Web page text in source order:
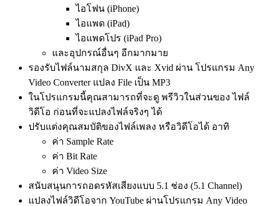
ไอโฟน (iPhone)
ไอแพด (iPad)
ไอแพดโปร (iPad Pro)
และอุปกรณ์อื่นๆ อีกมากมาย
รองรับไฟล์นามสกุล DivX และ Xvid ผ่าน โปรแกรม Any
Video Converter แปลง File เป็น MP3
ในโปรแกรมนี้คุณสามารถที่จะดู พรีวิวในส่วนของ ไฟล์
วิดีโอ ก่อนที่จะแปลงไฟล์จริงๆ ได้
ปรับแต่งคุณสมบัติของไฟล์เพลง หรือวิดีโอได้ อาทิ
ค่า Sample Rate
ค่า Bit Rate
ค่า Video Size
สนับสนุนการถอดรหัสเสียงแบบ 5.1 ช่อง (5.1 Channel)
แปลงไฟล์วิดีโอจาก YouTube ผ่านโปรแกรม Any Video